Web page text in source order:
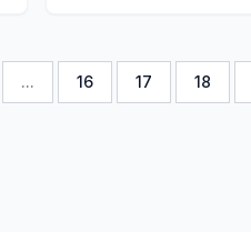
... 16 17 18